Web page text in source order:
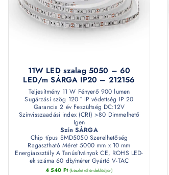
11W LED szalag 5050 – 60
LED/m SÁRGA IP20 – 212156
Teljesítmény 11 W Fényerő 900 lumen
Sugárzási szög 120 ° IP védettség IP 20
Garancia 2 év Feszültség DC:12V
Színvisszaadási index (CRI) >80 Dimmelhető
Igen
Szín SÁRGA
Chip típus SMD5050 Szerelhetőség
Ragasztható Méret 5000 mm x 10 mm
Energiaosztály A Tanúsítványok CE, ROHS LED-
ek száma 60 db/méter Gyártó V-TAC
4 540 Ft (készletről érdeklődjön)